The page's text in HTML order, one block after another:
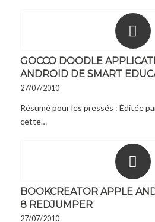
GOCCO DOODLE
ANDROID DE SMART
27/07/2010
Résumé pour les pressés : Éditée
cette…
BOOKCREATOR APPLE
8 REDJUMPER
27/07/2010